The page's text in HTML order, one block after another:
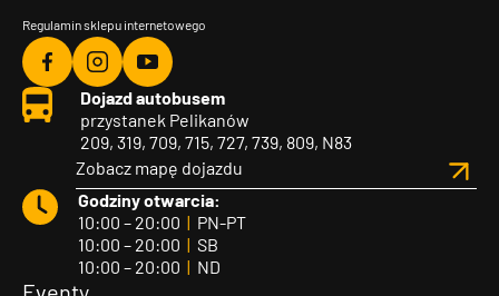
Regulamin sklepu internetowego
Agvo
Facebook
Agvo
Instagram
Agvo
YouTube
Dojazd autobusem
przystanek Pelikanów
209, 319, 709, 715, 727, 739, 809, N83
Zobacz mapę dojazdu
Godziny otwarcia:
10:00 – 20:00 | PN-PT
10:00 – 20:00 | SB
10:00 – 20:00 | ND